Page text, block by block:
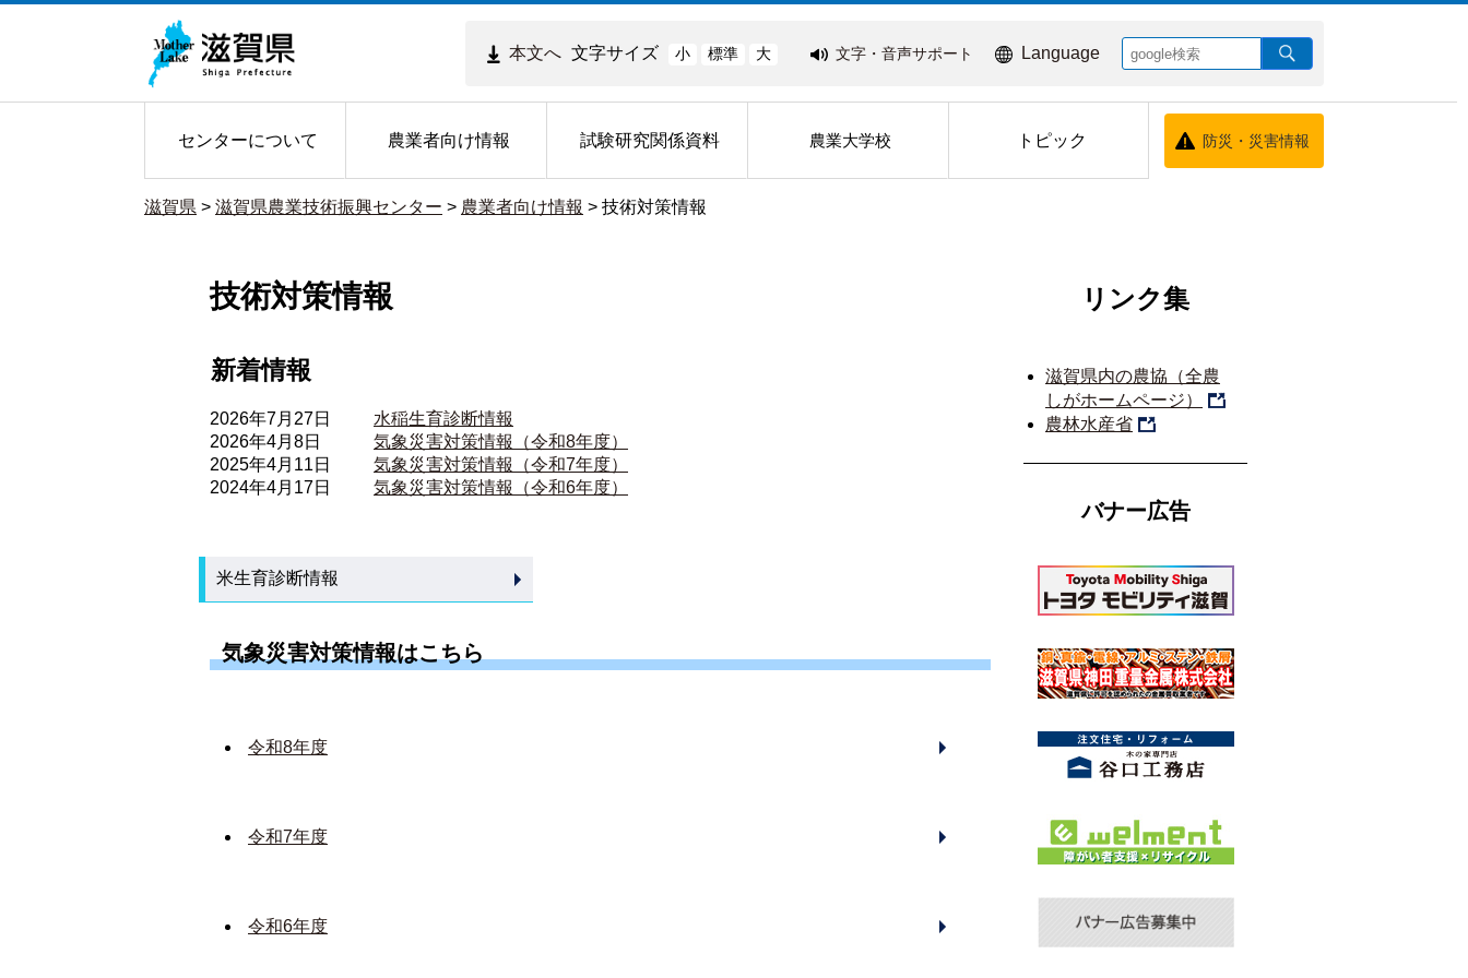
本文へ 文字サイズ 小 標準 大 文字・音声サポート Language
センターについて 農業者向け情報 試験研究関係資料 農業大学校 トピック 防災・災害情報
滋賀県 > 滋賀県農業技術振興センター > 農業者向け情報 > 技術対策情報
技術対策情報
新着情報
2026年7月27日
水稲生育診断情報
2026年4月8日
気象災害対策情報（令和8年度）
2025年4月11日
気象災害対策情報（令和7年度）
2024年4月17日
気象災害対策情報（令和6年度）
米生育診断情報
気象災害対策情報はこちら
令和8年度
令和7年度
令和6年度
リンク集
滋賀県内の農協（全農
しがホームページ）
農林水産省
バナー広告